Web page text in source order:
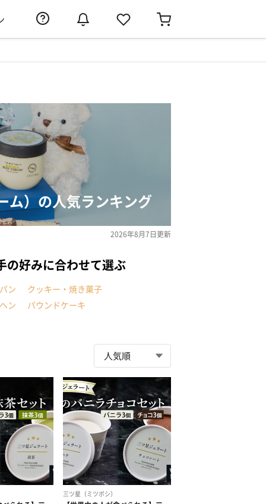
ム）の人気ランキング
2026年8月7日更新
の好みに合わせて選ぶ
ン
クッキー・焼き菓子
ン
パウンドケーキ